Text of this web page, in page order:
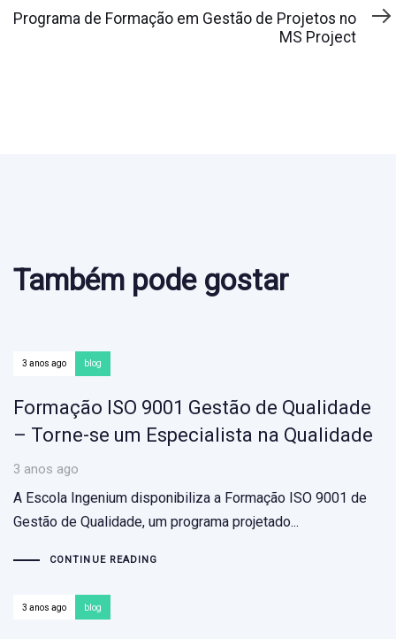
Article
Programa de Formação em Gestão de Projetos no
MS Project
Também pode gostar
3 anos ago blog
Formação ISO 9001 Gestão de Qualidade
– Torne-se um Especialista na Qualidade
3 anos ago
A Escola Ingenium disponibiliza a Formação ISO 9001 de
Gestão de Qualidade, um programa projetado...
CONTINUE READING
3 anos ago blog